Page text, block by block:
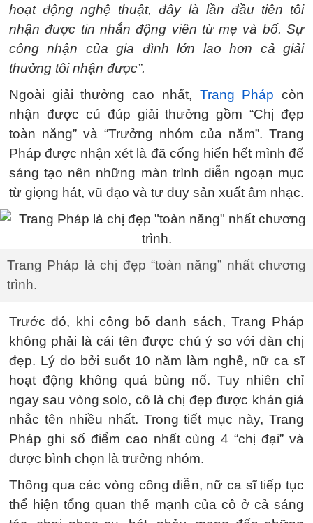
hoạt động nghệ thuật, đây là lần đầu tiên tôi
nhận được tin nhắn động viên từ mẹ và bố. Sự
công nhận của gia đình lớn lao hơn cả giải
thưởng tôi nhận được”.
Ngoài giải thưởng cao nhất, Trang Pháp còn
nhận được cú đúp giải thưởng gồm “Chị đẹp
toàn năng” và “Trưởng nhóm của năm”. Trang
Pháp được nhận xét là đã cống hiến hết mình để
sáng tạo nên những màn trình diễn ngoạn mục
từ giọng hát, vũ đạo và tư duy sản xuất âm nhạc.
Trang Pháp là chị đẹp “toàn năng” nhất chương
trình.
Trước đó, khi công bố danh sách, Trang Pháp
không phải là cái tên được chú ý so với dàn chị
đẹp. Lý do bởi suốt 10 năm làm nghề, nữ ca sĩ
hoạt động không quá bùng nổ. Tuy nhiên chỉ
ngay sau vòng solo, cô là chị đẹp được khán giả
nhắc tên nhiều nhất. Trong tiết mục này, Trang
Pháp ghi số điểm cao nhất cùng 4 “chị đại” và
được bình chọn là trưởng nhóm.
Thông qua các vòng công diễn, nữ ca sĩ tiếp tục
thể hiện tổng quan thế mạnh của cô ở cả sáng